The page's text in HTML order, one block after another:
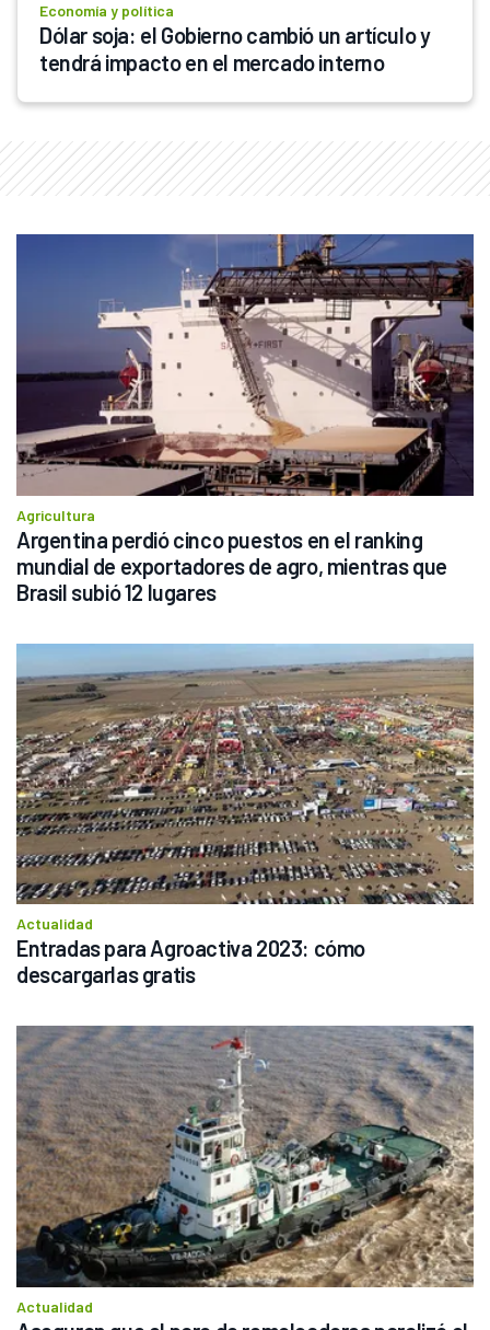
Economía y política
Dólar soja: el Gobierno cambió un artículo y
tendrá impacto en el mercado interno
Agricultura
Argentina perdió cinco puestos en el ranking
mundial de exportadores de agro, mientras que
Brasil subió 12 lugares
Actualidad
Entradas para Agroactiva 2023: cómo
descargarlas gratis
Actualidad